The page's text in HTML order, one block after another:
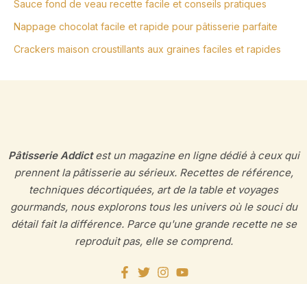
Sauce fond de veau recette facile et conseils pratiques
Nappage chocolat facile et rapide pour pâtisserie parfaite
Crackers maison croustillants aux graines faciles et rapides
Pâtisserie Addictest un magazine en ligne dédié à ceux qui
prennent la pâtisserie au sérieux. Recettes de référence,
techniques décortiquées, art de la table et voyages
gourmands, nous explorons tous les univers où le souci du
détail fait la différence. Parce qu'une grande recette ne se
reproduit pas, elle se comprend.